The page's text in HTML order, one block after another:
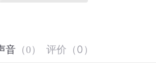
音 （0） 评价 （0 ）